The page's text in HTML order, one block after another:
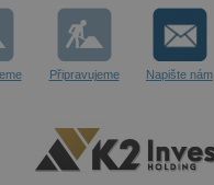
Připravujeme Napište nám